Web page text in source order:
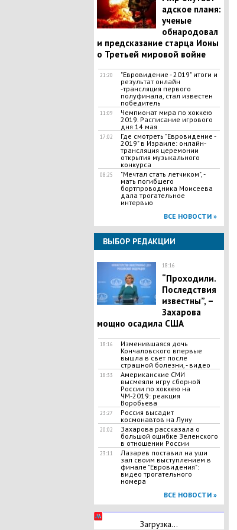
адское пламя:
ученые
обнародовал
и предсказание старца Ионы
о Третьей мировой войне
21:20
"Евровидение - 2019" итоги и
результат онлайн
-трансляция первого
полуфинала, стал известен
победитель
11:09
Чемпионат мира по хоккею
2019. Расписание игрового
дня 14 мая
17:02
​Где смотреть "Евровидение -
2019" в Израиле: онлайн-
трансляция церемонии
открытия музыкального
конкурса
08:25
"Мечтал стать летчиком", -
мать погибшего
бортпроводника Моисеева
дала трогательное
интервью
ВСЕ НОВОСТИ »
ВЫБОР РЕДАКЦИИ
18:16
“Проходили.
Последствия
известны”, –
Захарова
мощно осадила США
18:16
Изменившаяся дочь
Кончаловского впервые
вышла в свет после
страшной болезни, - видео
18:33
Американские СМИ
высмеяли игру сборной
России по хоккею на
ЧМ-2019: реакция
Воробьева
23:27
Россия высадит
космонавтов на Луну
20:02
Захарова рассказала о
большой ошибке Зеленского
в отношении России
23:11
Лазарев поставил на уши
зал своим выступлением в
финале "Евровидения":
видео трогательного
номера
ВСЕ НОВОСТИ »
Загрузка...